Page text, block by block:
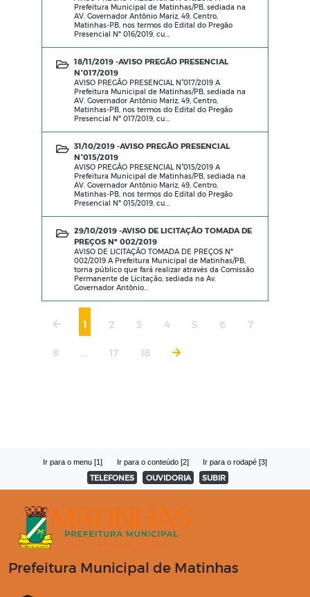
Prefeitura Municipal de Matinhas/PB, sediada na
AV. Governador Antônio Mariz, 49, Centro,
Matinhas-PB, nos termos do Edital do Pregão
Presencial Nº 016/2019, cu...
18/11/2019 -AVISO PREGÃO PRESENCIAL
N°017/2019
AVISO PREGÃO PRESENCIAL N°017/2019 A
Prefeitura Municipal de Matinhas/PB, sediada na
AV. Governador Antônio Mariz, 49, Centro,
Matinhas-PB, nos termos do Edital do Pregão
Presencial Nº 017/2019, cu...
31/10/2019 -AVISO PREGÃO PRESENCIAL
N°015/2019
AVISO PREGÃO PRESENCIAL N°015/2019 A
Prefeitura Municipal de Matinhas/PB, sediada na
AV. Governador Antônio Mariz, 49, Centro,
Matinhas-PB, nos termos do Edital do Pregão
Presencial Nº 015/2019, cu...
29/10/2019 -AVISO DE LICITAÇÃO TOMADA DE
PREÇOS Nº 002/2019
AVISO DE LICITAÇÃO TOMADA DE PREÇOS Nº
002/2019 A Prefeitura Municipal de Matinhas/PB,
torna público que fará realizar através da Comissão
Permanente de Licitação, sediada na Av.
Governador Antônio...
1 2 3 4 5 6 7
8 ... 17 18
Ir para o menu [1] Ir para o conteúdo [2] Ir para o rodapé [3]
TELEFONES OUVIDORIA SUBIR
Prefeitura Municipal de Matinhas